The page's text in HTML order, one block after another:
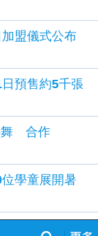
盟儀式公布
預售約5千張
舞 合作
學童展開暑